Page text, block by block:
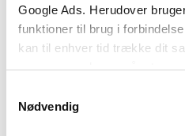
Google Ads. Herudover
funktioner til brug i
kan til enhver tid trække dit
være opmærksom på, at
tilbagetrækker et samtykke.
Nødvendig